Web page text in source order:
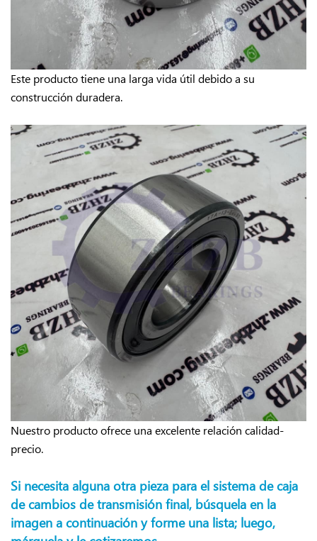
Este producto tiene una larga vida útil debido a su
construcción duradera.
Nuestro producto ofrece una excelente relación calidad-
precio.
Si necesita alguna otra pieza para el sistema de caja
de cambios de transmisión final, búsquela en la
imagen a continuación y forme una lista; luego,